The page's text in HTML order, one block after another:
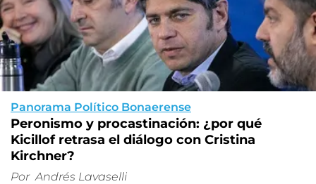
Panorama Político Bonaerense
Peronismo y procastinación: ¿por qué
Kicillof retrasa el diálogo con Cristina
Kirchner?
Por Andrés Lavaselli